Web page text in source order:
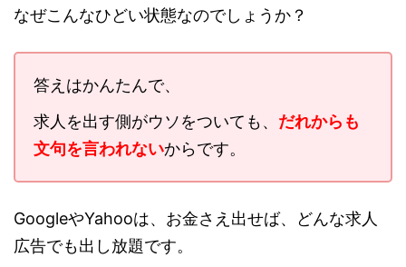
なぜこんなひどい状態なのでしょうか？
答えはかんたんで、
求人を出す側がウソをついても、 だれからも
文句を言われないからです。
GoogleやYahooは、お金さえ出せば、どんな求人
広告でも出し放題です。